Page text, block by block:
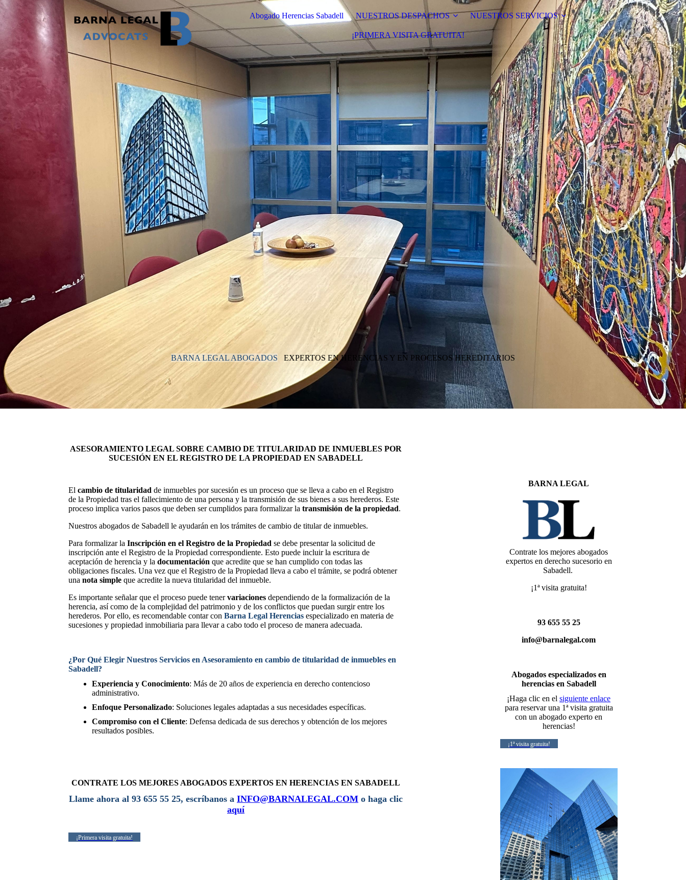
Abogado Herencias Sabadell NUESTROS DESPACHOS NUESTROS SERVICIOS
¡PRIMERA VISITA GRATUITA!
BARNA LEGAL ABOGADOS EXPERTOS EN HERENCIAS Y EN PROCESOS HEREDITARIOS
ASESORAMIENTO LEGAL SOBRE CAMBIO DE TITULARIDAD DE INMUEBLES POR
SUCESIÓN EN EL REGISTRO DE LA PROPIEDAD EN SABADELL
Elcambio de titularidad de inmuebles por sucesión es un proceso que se lleva a cabo en el Registro
de la Propiedad tras el fallecimiento de una persona y la transmisión de sus bienes a sus herederos. Este
proceso implica varios pasos que deben ser cumplidos para formalizar latransmisión de la propiedad.
Nuestros abogados de Sabadell le ayudarán en los trámites de cambio de titular de inmuebles.
Para formalizar laInscripción en el Registro de la Propiedad se debe presentar la solicitud de
inscripción ante el Registro de la Propiedad correspondiente. Esto puede incluir la escritura de
aceptación de herencia y ladocumentación que acredite que se han cumplido con todas las
obligaciones fiscales. Una vez que el Registro de la Propiedad lleva a cabo el trámite, se podrá obtener
unanota simple que acredite la nueva titularidad del inmueble.
Es importante señalar que el proceso puede tenervariaciones dependiendo de la formalización de la
herencia, así como de la complejidad del patrimonio y de los conflictos que puedan surgir entre los
herederos. Por ello, es recomendable contar conBarna Legal Herencias especializado en materia de
sucesiones y propiedad inmobiliaria para llevar a cabo todo el proceso de manera adecuada.
¿Por Qué Elegir Nuestros Servicios en Asesoramiento en cambio de titularidad de inmuebles en
Sabadell?
Experiencia y Conocimiento: Más de 20 años de experiencia en derecho contencioso
administrativo.
Enfoque Personalizado: Soluciones legales adaptadas a sus necesidades específicas.
Compromiso con el Cliente: Defensa dedicada de sus derechos y obtención de los mejores
resultados posibles.
CONTRATE LOS MEJORES ABOGADOS EXPERTOS EN HERENCIAS EN SABADELL
Llame ahora al 93 655 55 25, escríbanos a INFO@BARNALEGAL.COM o haga clic
aquí
¡Primera visita gratuita!
BARNA LEGAL
Contrate los mejores abogados
expertos en derecho sucesorio en
Sabadell.
¡1ª visita gratuita!
93 655 55 25
info@barnalegal.com
Abogados especializados en
herencias en Sabadell
¡Haga clic en elsiguiente enlace
para reservar una 1ª visita gratuita
con un abogado experto en
herencias!
¡1ª visita gratuita!